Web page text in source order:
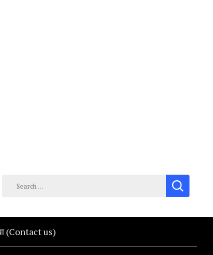
Search
(Contact us)